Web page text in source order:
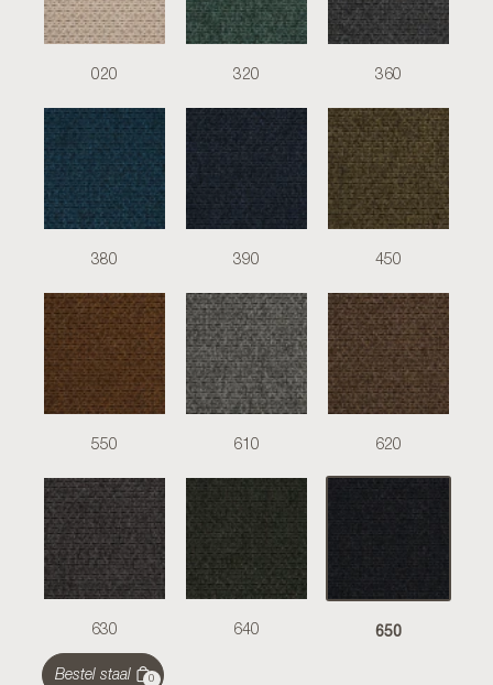
020 320 360
380 390 450
550 610 620
630 640 650
Bestel staal 0